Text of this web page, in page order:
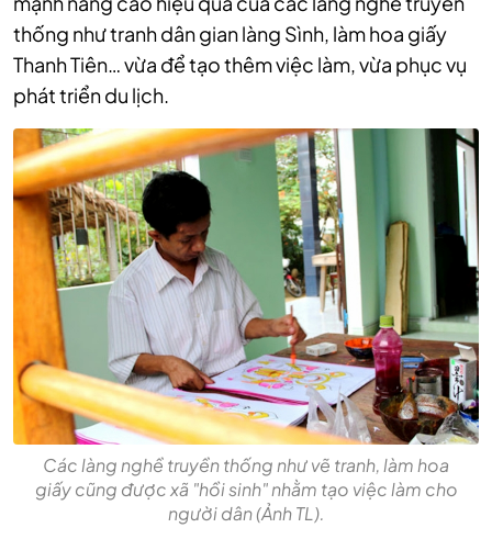
thống như tranh dân gian làng Sình, làm hoa giấy
Thanh Tiên… vừa để tạo thêm việc làm, vừa phục vụ
phát triển du lịch.
Các làng nghề truyền thống như vẽ tranh, làm hoa
giấy cũng được xã "hồi sinh" nhằm tạo việc làm cho
người dân (Ảnh TL).